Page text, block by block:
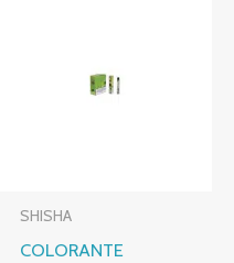
SHISHA
COLORANTE